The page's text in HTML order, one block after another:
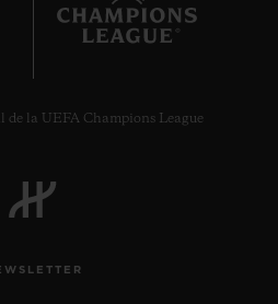
de la UEFA Champions League